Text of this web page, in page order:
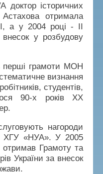
доктор історичних
отримала
а у 2004 році - II
у розбудову
перші грамоти МОН
визнання
студентів,
90-х років ХХ
нагороди
ХГУ «НУА». У 2005
Грамоту та
України за внесок